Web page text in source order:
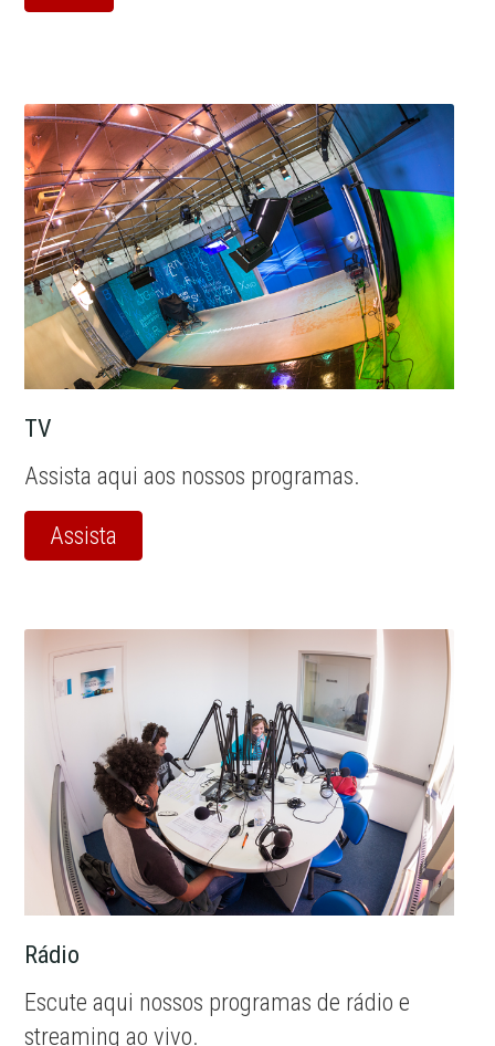
TV
Assista aqui aos nossos programas.
Assista
Rádio
Escute aqui nossos programas de rádio e
streaming ao vivo.